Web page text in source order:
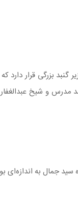
گنبد بزرگی قرار دارد
مدرس و شیخ
جمال به اندازه‌ای